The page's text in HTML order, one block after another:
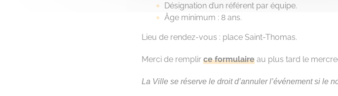
Désignation d’un référent par équipe.
Âge minimum : 8 ans.
Lieu de rendez-vous : place Saint-Thomas.
Merci de remplir ce formulaire au plus tard le
La Ville se réserve le droit d’annuler l’événement si le